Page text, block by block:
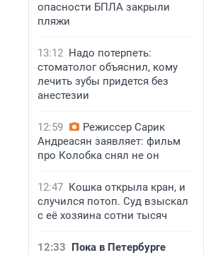
опасности БПЛА закрыли
пляжи
13:12 Надо потерпеть:
стоматолог объяснил, кому
лечить зубы придется без
анестезии
12:59
Режиссер Сарик
Андреасян заявляет: фильм
про Колобка снял не он
12:47 Кошка открыла кран, и
случился потоп. Суд взыскал
с её хозяина сотни тысяч
12:33 Пока в Петербурге